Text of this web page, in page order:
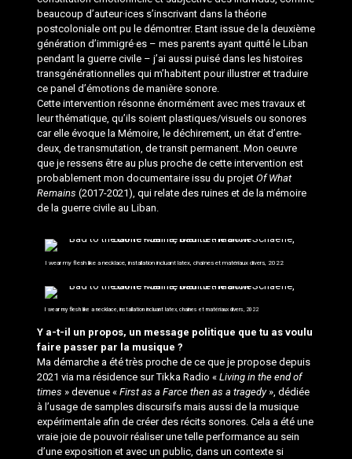
beaucoup d’auteur·ices s’inscrivant dans la théorie
postcoloniale ont pu le démontrer. Etant issue de la deuxième
génération d’immigré·es – mes parents ayant quitté le Liban
pendant la guerre civile – j’ai aussi puisé dans les histoires
transgénérationnelles qui m’habitent pour illustrer et traduire
ce panel d’émotions de manière sonore.
Cette intervention résonne énormément avec mes travaux et
leur thématique, qu’ils soient plastiques/visuels ou sonores
car elle évoque la Mémoire, le déchirement, un état d’entre-
deux, de transmutation, de transit permanent. Mon oeuvre
que je ressens être au plus proche de cette intervention est
probablement mon documentaire issu du projet Of What
Remains (2017-2021), qui relate des ruines et de la mémoire
de la guerre civile au Liban.
I wear my flesh like a necklace, installation incluant latex, chaînes et matériaux divers, 2022
I wear my flesh like a necklace, installation incluant latex, chaînes et matériaux divers, 2022
Y a-t-il un propos, un message politique que tu as voulu
faire passer par la musique ?
Ma démarche a été très proche de ce que je propose depuis
2021 via ma résidence sur Tikka Radio « Living in the end of
times » devenue « First as a Farce then as a tragedy», dédiée
à l’usage de samples discursifs mais aussi de la musique
expérimentale afin de créer des récits sonores. Cela a été une
vraie joie de pouvoir réaliser une telle performance au sein
d’une exposition et avec un public, dans un contexte si